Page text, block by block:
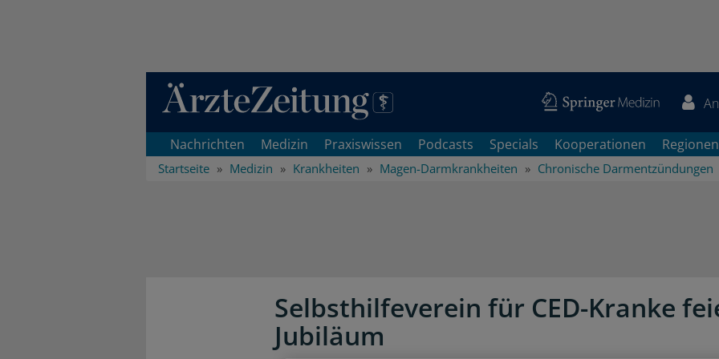
Direkt zum Inhaltsbereich
Nachrichten Medizin Praxiswissen Podcasts Specials Kooperationen Regionen
Startseite Medizin Krankheiten Magen-Darmkrankheiten Chronische Darmentzündungen
Selbsthilfeverein für CED-Kranke
Jubiläum